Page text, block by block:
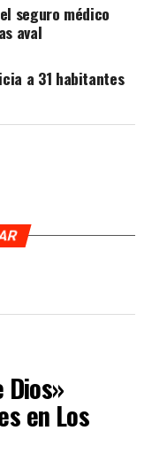
seguro médico
aval
a 31 habitantes
Dios»
en Los